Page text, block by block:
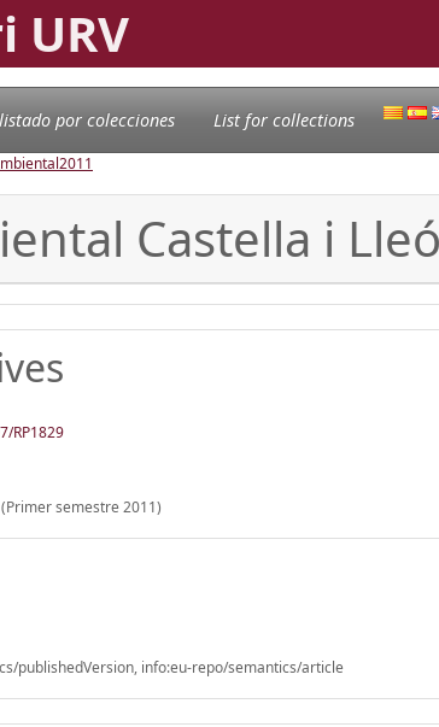
URV
por colecciones List for collections
2011
Castella i
RP1829
semestre 2011)
publishedVersion, info:eu-repo/semantics/article